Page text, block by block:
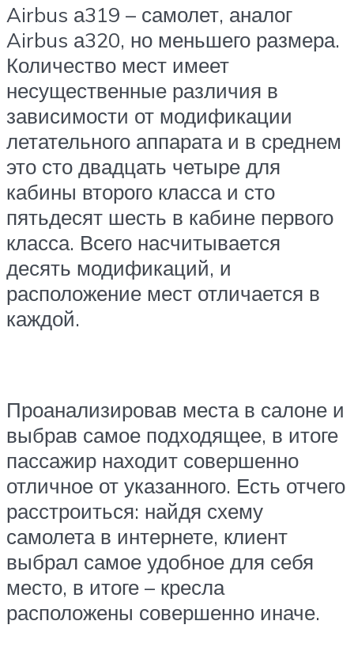
Airbus а319 – самолет, аналог
Airbus а320, но меньшего размера.
Количество мест имеет
несущественные различия в
зависимости от модификации
летательного аппарата и в среднем
это сто двадцать четыре для
кабины второго класса и сто
пятьдесят шесть в кабине первого
класса. Всего насчитывается
десять модификаций, и
расположение мест отличается в
каждой.
Проанализировав места в салоне и
выбрав самое подходящее, в итоге
пассажир находит совершенно
отличное от указанного. Есть отчего
расстроиться: найдя схему
самолета в интернете, клиент
выбрал самое удобное для себя
место, в итоге – кресла
расположены совершенно иначе.